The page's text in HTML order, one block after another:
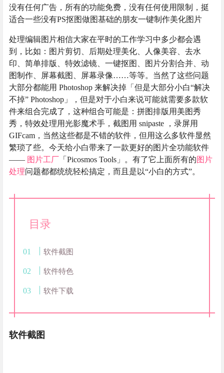
没有任何广告，所有的功能免费，没有任何使用限制，挺
适合一些没有PS抠图做图基础的朋友一键制作美化图片
处理编辑图片相信大家在平时的工作学习中多少都会遇
到，比如：图片剪切、后期处理美化、人像美容、去水
印、简单排版、特效滤镜、一键抠图、图片分割合并、动
图制作、屏幕截图、屏幕录像……等等。当然了这些问题
大部分都能用 Photoshop 来解决掉「但是大部分小白“解决
不掉” Photoshop」，但是对于小白来说可能就需要多款软
件来组合完成了，这种组合可能是：拼图排版用美图秀
秀，特效处理用光影魔术手，截图用 snipaste ，录屏用
GIFcam，当然这些都是不错的软件，但用这么多软件显然
繁琐了些。今天给小白带来了一款更好的图片全功能软件
—— 图片工厂 「Picosmos Tools」。有了它上面所有的图片
处理问题都都统统轻松搞定，而且是以“小白的方式”。
目录
软件截图
软件特色
软件下载
软件截图